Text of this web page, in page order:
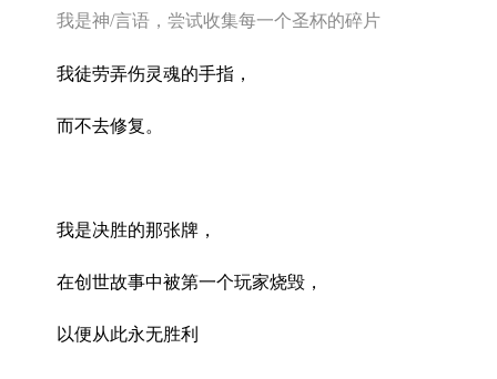
我是神/言语，尝试收集每一个圣杯的碎片
我徒劳弄伤灵魂的手指，
而不去修复。
我是决胜的那张牌，
在创世故事中被第一个玩家烧毁，
以便从此永无胜利